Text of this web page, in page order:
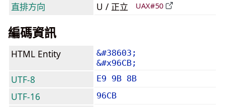
直排方向 U / 正立 UAX#50
編碼資訊
HTML Entity
&#38603;
&#x96CB;
UTF-8 E9 9B 8B
UTF-16 96CB